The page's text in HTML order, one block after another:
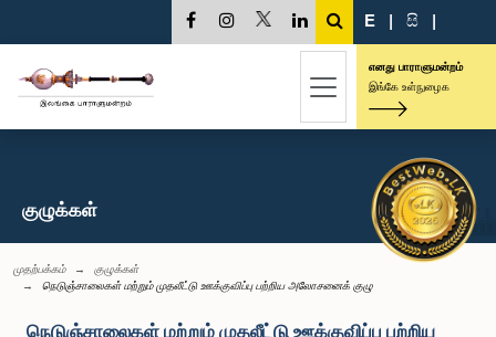
E | සි |
எனது பாராளுமன்றம்
இங்கே உள்நுழைக
குழுக்கள்
முதற்பக்கம்
குழுக்கள்
நெடுஞ்சாலைகள் மற்றும் முதலீட்டு ஊக்குவிப்பு பற்றிய அலோசனைக் குழு
நெடுஞ்சாலைகள் மற்றும் முதலீட்டு ஊக்குவிப்பு பற்றிய